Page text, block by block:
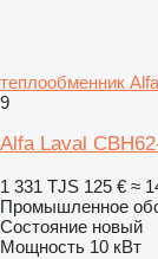
теплообменник
9
Alfa Laval
1 331 TJS 125 € ≈
Промышленное
Состояние новый
Мощность 10 кВт